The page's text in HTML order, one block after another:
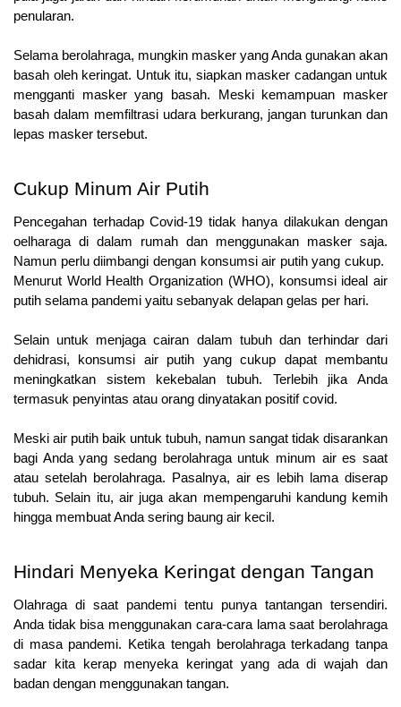
penularan.
Selama berolahraga, mungkin masker yang Anda gunakan akan
basah oleh keringat. Untuk itu, siapkan masker cadangan untuk
mengganti masker yang basah. Meski kemampuan masker
basah dalam memfiltrasi udara berkurang, jangan turunkan dan
lepas masker tersebut.
Cukup Minum Air Putih
Pencegahan terhadap Covid-19 tidak hanya dilakukan dengan
oelharaga di dalam rumah dan menggunakan masker saja.
Namun perlu diimbangi dengan konsumsi air putih yang cukup.
Menurut World Health Organization (WHO), konsumsi ideal air
putih selama pandemi yaitu sebanyak delapan gelas per hari.
Selain untuk menjaga cairan dalam tubuh dan terhindar dari
dehidrasi, konsumsi air putih yang cukup dapat membantu
meningkatkan sistem kekebalan tubuh. Terlebih jika Anda
termasuk penyintas atau orang dinyatakan positif covid.
Meski air putih baik untuk tubuh, namun sangat tidak disarankan
bagi Anda yang sedang berolahraga untuk minum air es saat
atau setelah berolahraga. Pasalnya, air es lebih lama diserap
tubuh. Selain itu, air juga akan mempengaruhi kandung kemih
hingga membuat Anda sering baung air kecil.
Hindari Menyeka Keringat dengan Tangan
Olahraga di saat pandemi tentu punya tantangan tersendiri.
Anda tidak bisa menggunakan cara-cara lama saat berolahraga
di masa pandemi. Ketika tengah berolahraga terkadang tanpa
sadar kita kerap menyeka keringat yang ada di wajah dan
badan dengan menggunakan tangan.